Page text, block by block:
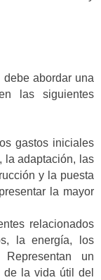
abordar una
las siguientes
gastos iniciales
la adaptación, las
y la puesta
la mayor
relacionados
la energía, los
un
de la vida útil del